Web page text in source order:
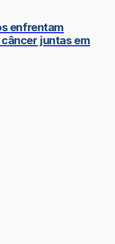
enfrentam
juntas em